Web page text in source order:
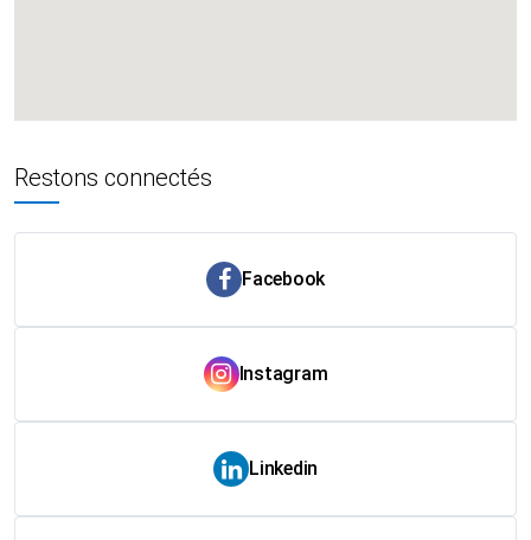
Restons connectés
Facebook
Instagram
Linkedin